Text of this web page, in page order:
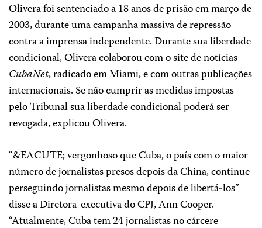
Olivera foi sentenciado a 18 anos de prisão em março de
2003, durante uma campanha massiva de repressão
contra a imprensa independente. Durante sua liberdade
condicional, Olivera colaborou com o site de notícias
CubaNet, radicado em Miami, e com outras publicações
internacionais. Se não cumprir as medidas impostas
pelo Tribunal sua liberdade condicional poderá ser
revogada, explicou Olivera.
“&EACUTE; vergonhoso que Cuba, o país com o maior
número de jornalistas presos depois da China, continue
perseguindo jornalistas mesmo depois de libertá-los”
disse a Diretora-executiva do CPJ, Ann Cooper.
“Atualmente, Cuba tem 24 jornalistas no cárcere